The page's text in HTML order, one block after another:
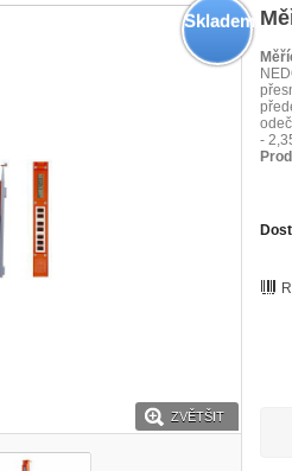
Skladem
ZVĚTŠIT
-